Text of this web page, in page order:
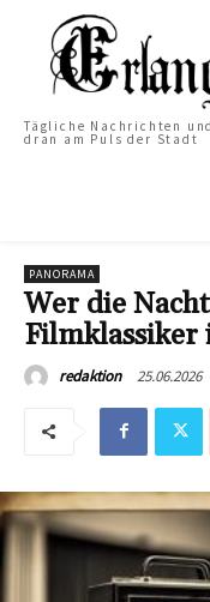
Tägliche Nachrichten
dran am Puls der Stadt
PANORAMA
Wer die
Filmklassiker
redaktion 25.06.2026